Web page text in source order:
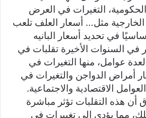
الحكومية، التغيرات في العرض
مثل… أسعار العلف تلعب
في تحديد أسعار البانيه
السنوات الأخيرة تقلبات في
لعدة عوامل، منها التغيرات في
أمراض الدواجن والتغيرات في
الاقتصادية والاجتماعية.
أن هذه التقلبات تؤثر مباشرة
مما يؤدي إلى تغييرات في